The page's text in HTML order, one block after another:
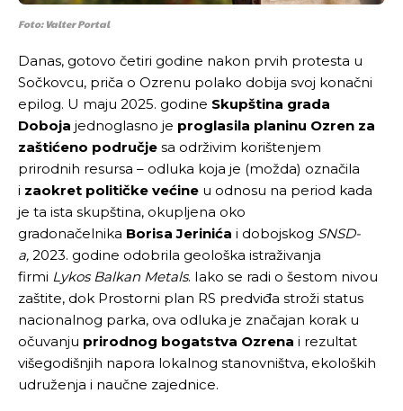
Foto: Valter Portal
Danas, gotovo četiri godine nakon prvih protesta u
Sočkovcu, priča o Ozrenu polako dobija svoj konačni
epilog. U maju 2025. godine Skupština grada
Doboja jednoglasno je proglasila planinu Ozren za
zaštićeno područje sa održivim korištenjem
prirodnih resursa – odluka koja je (možda) označila
i zaokret političke većine u odnosu na period kada
je ta ista skupština, okupljena oko
gradonačelnika Borisa Jerinića i dobojskog SNSD-
a, 2023. godine odobrila geološka istraživanja
firmi Lykos Balkan Metals. Iako se radi o šestom nivou
zaštite, dok Prostorni plan RS predviđa stroži status
nacionalnog parka, ova odluka je značajan korak u
očuvanju prirodnog bogatstva Ozrena i rezultat
višegodišnjih napora lokalnog stanovništva, ekoloških
udruženja i naučne zajednice.